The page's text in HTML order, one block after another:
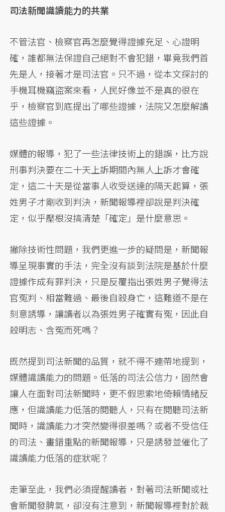
司法新聞識讀能力的共業
不管法官、檢察官再怎麼覺得證據充足、心證明
確，誰都無法保證自己絕對不會犯錯，畢竟我們首
先是人，接著才是司法官。只不過，從本文探討的
手機耳機竊盜案來看，人民好像並不是真的很在
乎，檢察官到底提出了哪些證據，法院又怎麼解讀
這些證據。
媒體的報導，犯了一些法律技術上的錯誤，比方說
刑事判決要在二十天上訴期間內無人上訴才會確
定，這二十天是從當事人收受送達的隔天起算，張
姓男子才剛收到判決，新聞報導裡卻說是判決確
定，似乎壓根沒搞清楚「確定」是什麼意思。
撇除技術性問題，我們更進一步的疑問是，新聞報
導呈現事實的手法，完全沒有談到法院是基於什麼
證據作成有罪判決，只是反覆指出張姓男子覺得法
官冤判、相當難過、最後自殺身亡，這難道不是在
刻意誘導，讓讀者以為張姓男子確實有冤，因此自
殺明志、含冤而死嗎？
既然提到司法新聞的品質，就不得不連帶地提到，
媒體識讀能力的問題。低落的司法公信力，固然會
讓人在面對司法新聞時，更不假思索地倚賴情緒反
應，但識讀能力低落的閱聽人，只有在閱聽司法新
聞時，識讀能力才突然變得很差嗎？或者不受信任
的司法、畫錯重點的新聞報導，只是誘發並催化了
識讀能力低落的症狀呢？
走筆至此，我們必須提醒讀者，對著司法新聞或社
會新聞發脾氣，卻沒有注意到，新聞報導裡對於裁